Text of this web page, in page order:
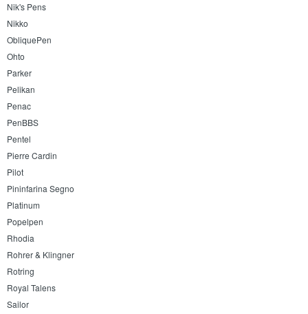
Nik's Pens
Nikko
ObliquePen
Ohto
Parker
Pelikan
Penac
PenBBS
Pentel
Pierre Cardin
Pilot
Pininfarina Segno
Platinum
Popelpen
Rhodia
Rohrer & Klingner
Rotring
Royal Talens
Sailor